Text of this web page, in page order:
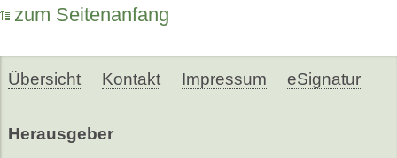
zum Seitenanfang
Übersicht Kontakt Impressum eSignatur
Herausgeber